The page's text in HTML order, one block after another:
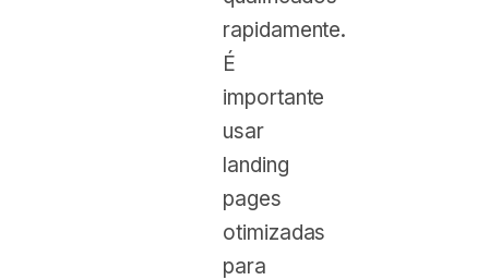
rapidamente.
É
importante
usar
landing
pages
otimizadas
para